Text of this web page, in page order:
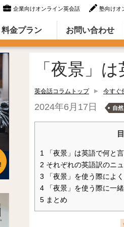
企業向けオンライン英会話 塾向けオ
ム（英語での言い方・英語
料金プラン お問い合わせ
「夜景」
英会話コラムトップ 今すぐ
2024年6月17日 自
1 「夜景」は英語で何と
2 それぞれの英語訳のニ
3 「夜景」を使う際によ
4 「夜景」を使う際に一
5 まとめ